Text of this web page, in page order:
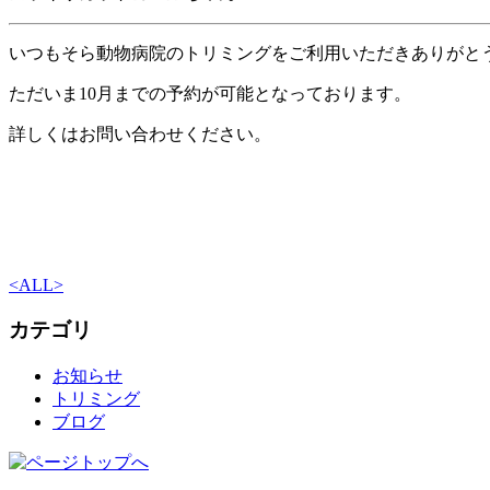
いつもそら動物病院のトリミングをご利用いただきありがと
ただいま10月までの予約が可能となっております。
詳しくはお問い合わせください。
<ALL>
カテゴリ
お知らせ
トリミング
ブログ